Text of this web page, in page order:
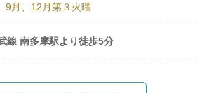
9月、12月第３火曜
線 南多摩駅より徒歩5分